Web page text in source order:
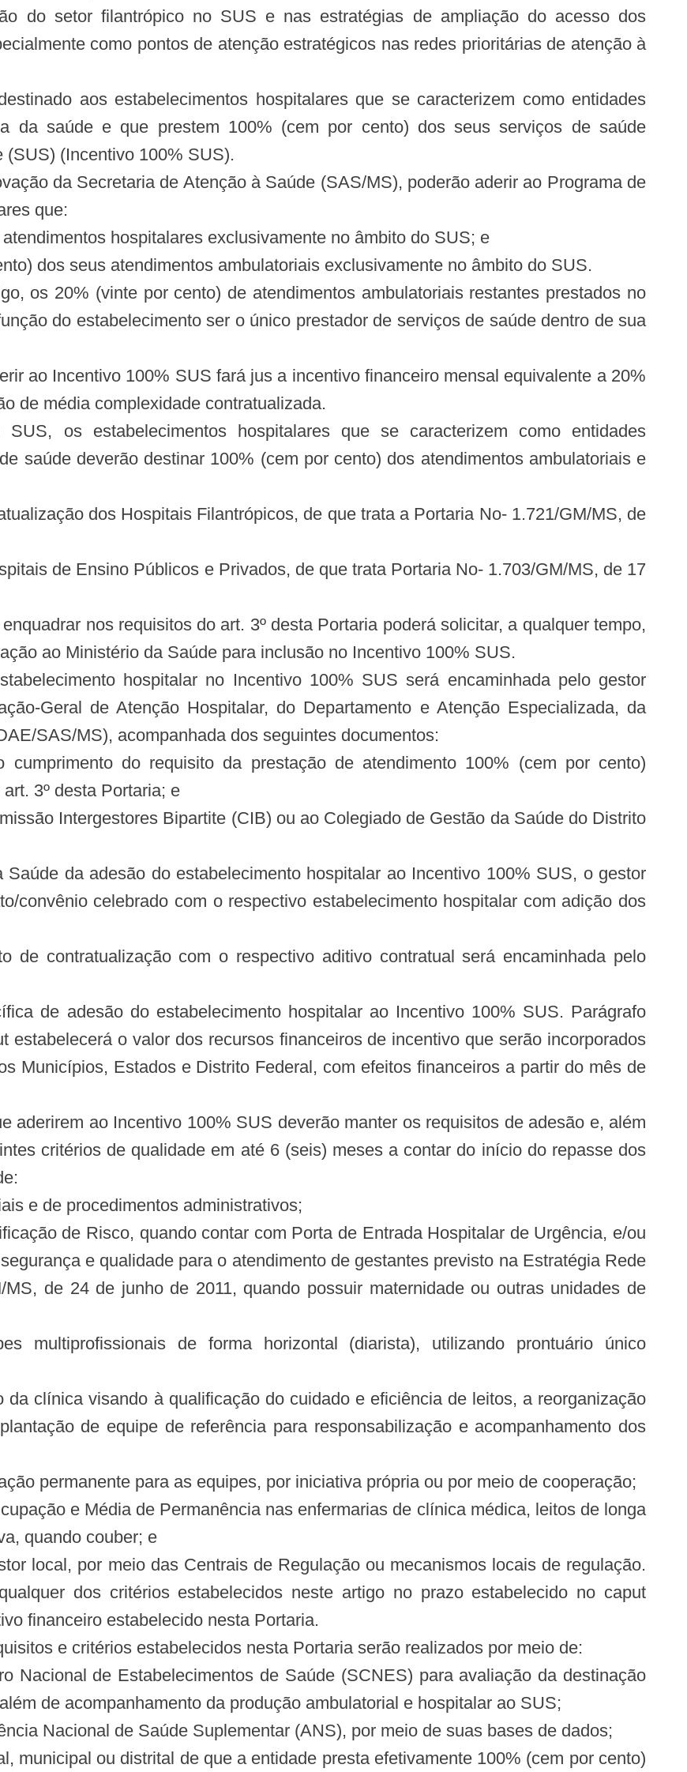
do setor filantrópico no SUS e nas estratégias de ampliação do acesso dos
como pontos de atenção estratégicos nas redes prioritárias de atenção à
aos estabelecimentos hospitalares que se caracterizem como entidades
da saúde e que prestem 100% (cem por cento) dos seus serviços de saúde
(Incentivo 100% SUS).
da Secretaria de Atenção à Saúde (SAS/MS), poderão aderir ao Programa de
que:
hospitalares exclusivamente no âmbito do SUS; e
dos seus atendimentos ambulatoriais exclusivamente no âmbito do SUS.
os 20% (vinte por cento) de atendimentos ambulatoriais restantes prestados no
do estabelecimento ser o único prestador de serviços de saúde dentro de sua
ao Incentivo 100% SUS fará jus a incentivo financeiro mensal equivalente a 20%
de média complexidade contratualizada.
os estabelecimentos hospitalares que se caracterizem como entidades
saúde deverão destinar 100% (cem por cento) dos atendimentos ambulatoriais e
dos Hospitais Filantrópicos, de que trata a Portaria No- 1.721/GM/MS, de
de Ensino Públicos e Privados, de que trata Portaria No- 1.703/GM/MS, de 17
nos requisitos do art. 3º desta Portaria poderá solicitar, a qualquer tempo,
ao Ministério da Saúde para inclusão no Incentivo 100% SUS.
hospitalar no Incentivo 100% SUS será encaminhada pelo gestor
Geral de Atenção Hospitalar, do Departamento e Atenção Especializada, da
SAS/MS), acompanhada dos seguintes documentos:
do requisito da prestação de atendimento 100% (cem por cento)
3º desta Portaria; e
Intergestores Bipartite (CIB) ou ao Colegiado de Gestão da Saúde do Distrito
da adesão do estabelecimento hospitalar ao Incentivo 100% SUS, o gestor
convênio celebrado com o respectivo estabelecimento hospitalar com adição dos
de contratualização com o respectivo aditivo contratual será encaminhada pelo
de adesão do estabelecimento hospitalar ao Incentivo 100% SUS. Parágrafo
estabelecerá o valor dos recursos financeiros de incentivo que serão incorporados
Municípios, Estados e Distrito Federal, com efeitos financeiros a partir do mês de
aderirem ao Incentivo 100% SUS deverão manter os requisitos de adesão e, além
critérios de qualidade em até 6 (seis) meses a contar do início do repasse dos
e de procedimentos administrativos;
de Risco, quando contar com Porta de Entrada Hospitalar de Urgência, e/ou
e qualidade para o atendimento de gestantes previsto na Estratégia Rede
de 24 de junho de 2011, quando possuir maternidade ou outras unidades de
multiprofissionais de forma horizontal (diarista), utilizando prontuário único
clínica visando à qualificação do cuidado e eficiência de leitos, a reorganização
de equipe de referência para responsabilização e acompanhamento dos
permanente para as equipes, por iniciativa própria ou por meio de cooperação;
e Média de Permanência nas enfermarias de clínica médica, leitos de longa
quando couber; e
local, por meio das Centrais de Regulação ou mecanismos locais de regulação.
dos critérios estabelecidos neste artigo no prazo estabelecido no caput
financeiro estabelecido nesta Portaria.
e critérios estabelecidos nesta Portaria serão realizados por meio de:
Nacional de Estabelecimentos de Saúde (SCNES) para avaliação da destinação
de acompanhamento da produção ambulatorial e hospitalar ao SUS;
Nacional de Saúde Suplementar (ANS), por meio de suas bases de dados;
municipal ou distrital de que a entidade presta efetivamente 100% (cem por cento)